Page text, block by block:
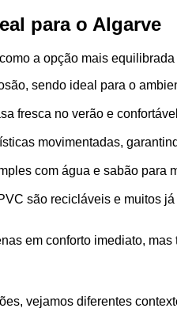
para o Algarve
a opção mais
sendo ideal para o
fresca no verão e
movimentadas,
com água e sabão para
são recicláveis e muitos
em conforto imediato,
vejamos diferentes